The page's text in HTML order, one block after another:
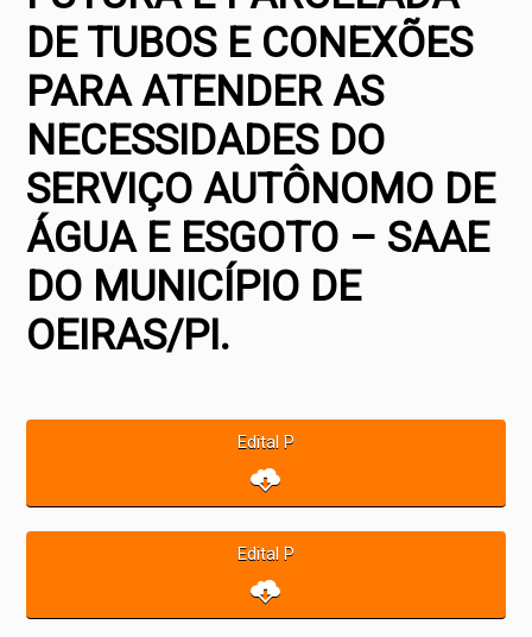
DE TUBOS E CONEXÕES
PARA ATENDER AS
NECESSIDADES DO
SERVIÇO AUTÔNOMO DE
ÁGUA E ESGOTO – SAAE
DO MUNICÍPIO DE
OEIRAS/PI.
Edital P
Edital P